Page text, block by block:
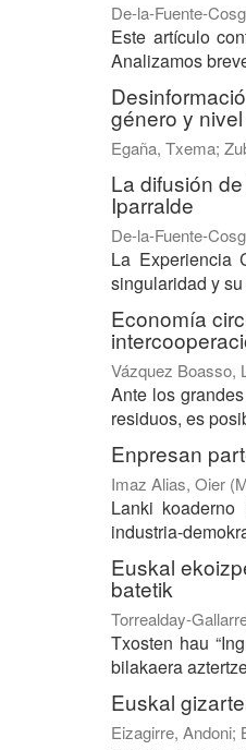
De-la-Fuente-
Este artículo
Analizamos
género y
Egaña, Txema;
La difusión
Iparralde
De-la-Fuente-
La Experiencia
singularidad y
Economía
Vázquez Boasso,
Ante los
residuos, es
Enpresan
Imaz Alias, Oier (
Lanki
industria-
Euskal
batetik
Torrealday-
Txosten hau
bilakaera
Euskal
Eizagirre, Andoni;